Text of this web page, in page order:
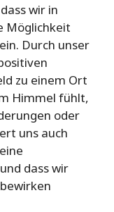
wir in
Möglichkeit
Durch unser
zu einem Ort
Himmel fühlt,
oder
uns auch
dass wir